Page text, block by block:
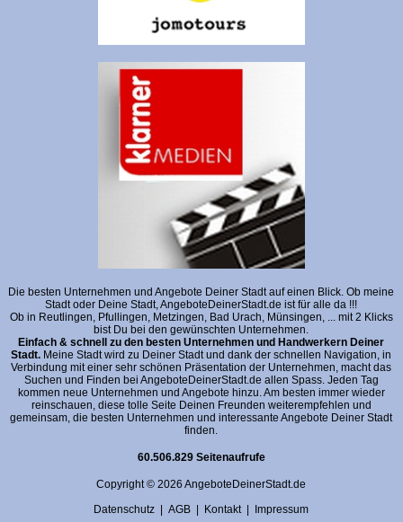
Die besten Unternehmen und Angebote Deiner Stadt auf einen Blick. Ob meine
Stadt oder Deine Stadt, AngeboteDeinerStadt.de ist für alle da !!!
Ob in Reutlingen, Pfullingen, Metzingen, Bad Urach, Münsingen, ... mit 2 Klicks
bist Du bei den gewünschten Unternehmen.
Einfach & schnell zu den besten Unternehmen und Handwerkern Deiner
Stadt. Meine Stadt wird zu Deiner Stadt und dank der schnellen Navigation, in
Verbindung mit einer sehr schönen Präsentation der Unternehmen, macht das
Suchen und Finden bei AngeboteDeinerStadt.de allen Spass. Jeden Tag
kommen neue Unternehmen und Angebote hinzu. Am besten immer wieder
reinschauen, diese tolle Seite Deinen Freunden weiterempfehlen und
gemeinsam, die besten Unternehmen und interessante Angebote Deiner Stadt
finden.
60.506.829 Seitenaufrufe
Copyright © 2026 AngeboteDeinerStadt.de
Datenschutz |AGB | Kontakt| Impressum